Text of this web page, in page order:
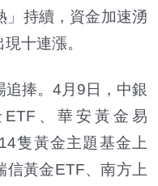
」持續，資金加速湧
十連漲。
捧。4月9日，中銀
ETF、華安黃金易
隻黃金主題基金上
信黃金ETF、南方上